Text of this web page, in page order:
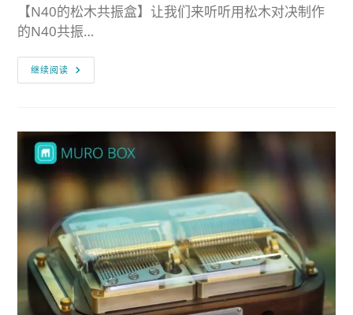
【N40的松木共振盒】让我们来听听用松木对决制作
的N40共振…
继续阅读